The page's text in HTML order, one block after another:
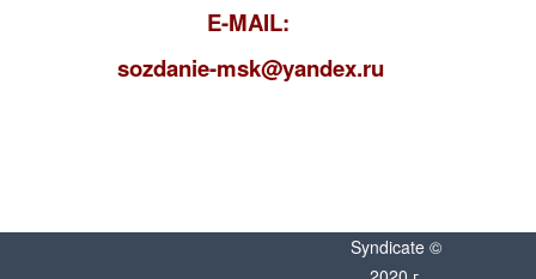
E-MAIL:
sozdanie-msk@yandex.ru
Syndicate ©